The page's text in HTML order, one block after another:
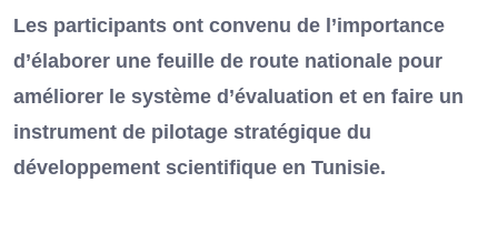
Les participants ont convenu de l’importance
d’élaborer une feuille de route nationale pour
améliorer le système d’évaluation et en faire un
instrument de pilotage stratégique du
développement scientifique en Tunisie.